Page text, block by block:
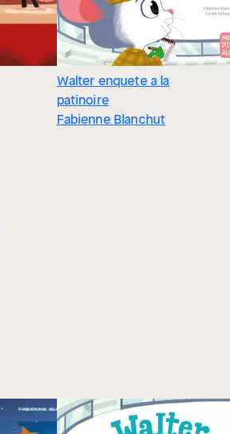
Walter enquete a la
patinoire
Fabienne Blanchut